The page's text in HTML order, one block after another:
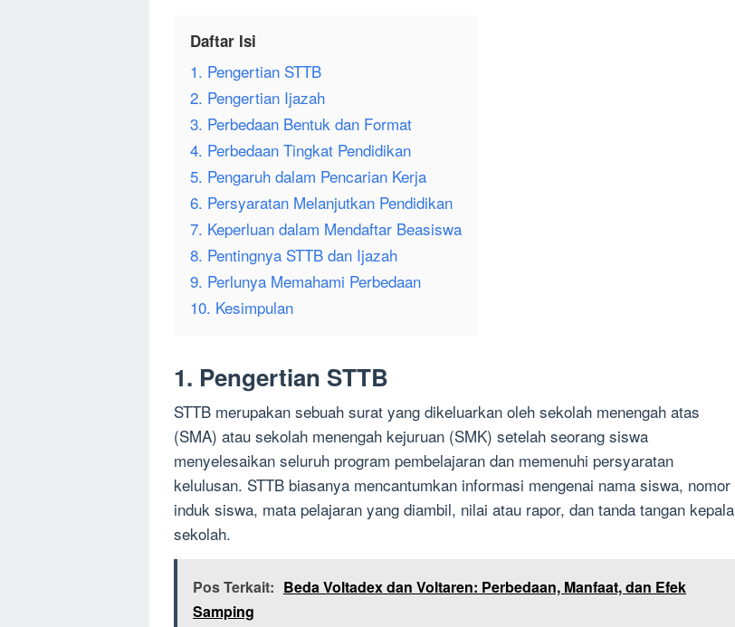
Daftar Isi
1. Pengertian STTB
2. Pengertian Ijazah
3. Perbedaan Bentuk dan Format
4. Perbedaan Tingkat Pendidikan
5. Pengaruh dalam Pencarian Kerja
6. Persyaratan Melanjutkan Pendidikan
7. Keperluan dalam Mendaftar Beasiswa
8. Pentingnya STTB dan Ijazah
9. Perlunya Memahami Perbedaan
10. Kesimpulan
1. Pengertian STTB
STTB merupakan sebuah surat yang dikeluarkan oleh sekolah menengah atas
(SMA) atau sekolah menengah kejuruan (SMK) setelah seorang siswa
menyelesaikan seluruh program pembelajaran dan memenuhi persyaratan
kelulusan. STTB biasanya mencantumkan informasi mengenai nama siswa, nomor
induk siswa, mata pelajaran yang diambil, nilai atau rapor, dan tanda tangan kepala
sekolah.
Pos Terkait: Beda Voltadex dan Voltaren: Perbedaan, Manfaat, dan Efek
Samping